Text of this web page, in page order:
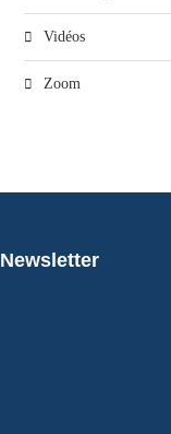
Vidéos
Zoom
Newsletter